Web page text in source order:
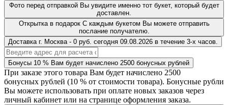
Фото перед отправкой Вы увидите именно тот букет, который будет
доставлен.
Открытка в подарок С каждым букетом Вы можете отправить
послание получателю.
Доставка г. Москва - 0 руб. сегодня 09.08.2026 в течение 3-х часов.
Бонусы 10 % Вам будет начислено 2500 бонусных рублей
При заказе этого товара Вам будет начислено 2500
бонусных рублей (10 % от стоимости товара). Бонусные рубли
Вы можете использовать при оплате новых заказов через
личный кабинет или на странице оформления заказа.